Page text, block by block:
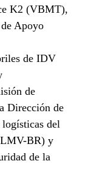
K2 (VBMT),
Apoyo
de IDV
de
Dirección de
del
BR) y
de la